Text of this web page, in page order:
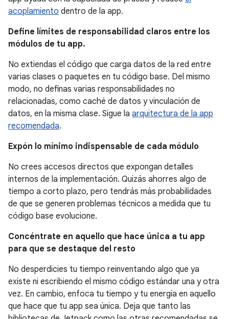
acoplamiento dentro de la app.
Define límites de responsabilidad claros entre los
módulos de tu app.
No extiendas el código que carga datos de la red entre
varias clases o paquetes en tu código base. Del mismo
modo, no definas varias responsabilidades no
relacionadas, como caché de datos y vinculación de
datos, en la misma clase. Sigue la arquitectura de la app
recomendada.
Expón lo mínimo indispensable de cada módulo
No crees accesos directos que expongan detalles
internos de la implementación. Quizás ahorres algo de
tiempo a corto plazo, pero tendrás más probabilidades
de que se generen problemas técnicos a medida que tu
código base evolucione.
Concéntrate en aquello que hace única a tu app
para que se destaque del resto
No desperdicies tu tiempo reinventando algo que ya
existe ni escribiendo el mismo código estándar una y otra
vez. En cambio, enfoca tu tiempo y tu energía en aquello
que hace que tu app sea única. Deja que tanto las